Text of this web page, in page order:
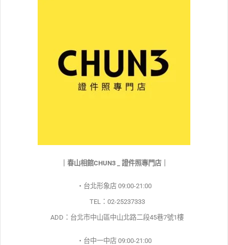
｜春山相館CHUN3 _ 證件照專門店｜
・台北形象店 09:00-21:00
TEL：02-25237333
ADD：台北市中山區中山北路二段45巷7號1樓
・台中一中店 09:00-21:00